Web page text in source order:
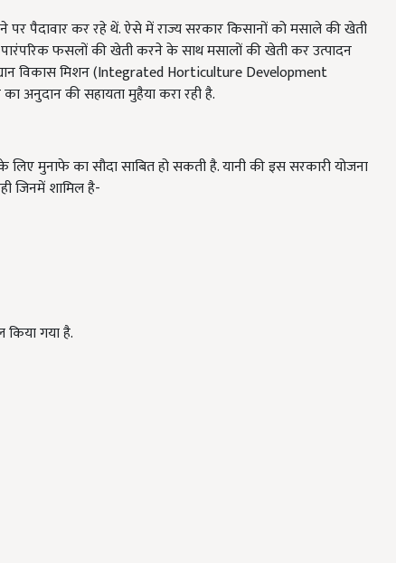
पैदावार कर रहे थें. ऐसे में राज्य सरकार किसानों को मसाले की खेती
फसलों की खेती करने के साथ मसालों की खेती कर उत्पादन
विकास मिशन (Integrated Horticulture Development
अनुदान की सहायता मुहैया करा रही है.
मुनाफे का सौदा साबित हो सकती है. यानी की इस सरकारी योजना
जिनमें शामिल है-
गया है.